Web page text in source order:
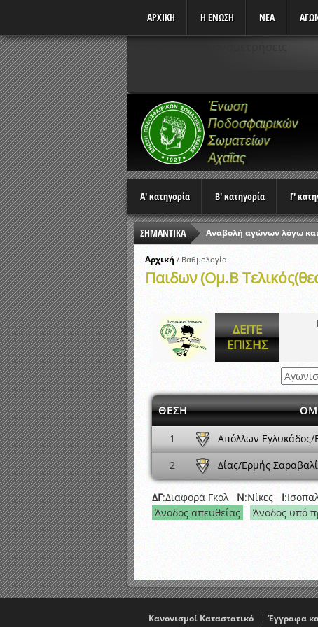
ΑΡΧΙΚΗ Η ΕΝΩΣΗ ΝΕΑ
Α' κατηγορία Β' κατηγορία Γ'
ΣΗΜΑΝΤΙΚΑ
Αναβολή αγώνων λόγω
Ώρες έναρξης αγώνων
Αποτελέσματα
Αποτελέσματα γραπτών
Καταρτισμός ομάδων ανα
Αρχική / Βαθμολογία
Παιδων (Ομ.Β
ΔΕΙΤΕ
ΕΠΙΣΗΣ
ΘΕΣΗ
1
Απόλλων Εγλυκάδος/
2
Δίας/Ερμής
ΔΓ:Διαφορά Γκολ Ν:Νίκες Ι
Άνοδος απευθείας
Άνοδος υπό
Κανονισμοί Καταστατικό Έγγραφα